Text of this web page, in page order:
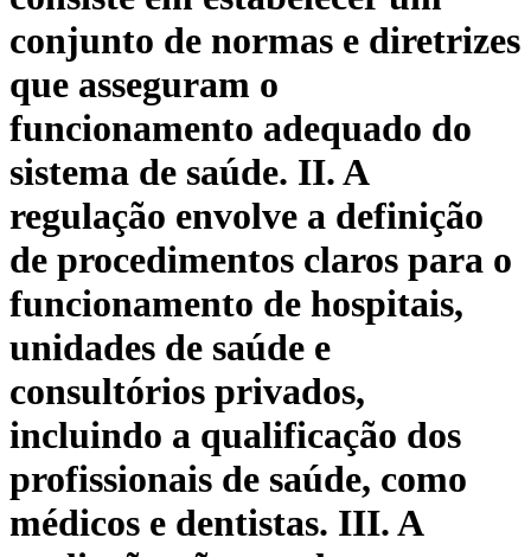
conjunto de normas e diretrizes
que asseguram o
funcionamento adequado do
sistema de saúde. II. A
regulação envolve a definição
de procedimentos claros para o
funcionamento de hospitais,
unidades de saúde e
consultórios privados,
incluindo a qualificação dos
profissionais de saúde, como
médicos e dentistas. III. A